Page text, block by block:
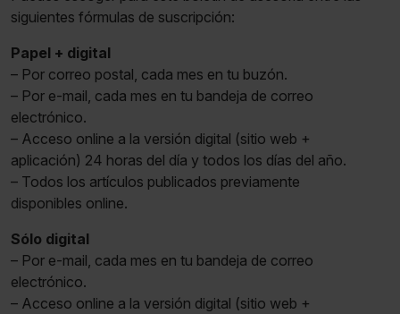
siguientes fórmulas de suscripción:
Papel + digital
– Por correo postal, cada mes en tu buzón.
– Por e-mail, cada mes en tu bandeja de correo
electrónico.
– Acceso online a la versión digital (sitio web +
aplicación) 24 horas del día y todos los días del año.
– Todos los artículos publicados previamente
disponibles online.
Sólo digital
– Por e-mail, cada mes en tu bandeja de correo
electrónico.
– Acceso online a la versión digital (sitio web +